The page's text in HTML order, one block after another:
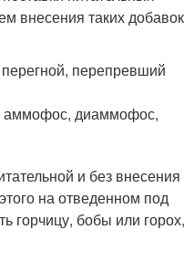
внесения таких добавок
перепревший
диаммофос,
и без внесения
на отведенном под
горчицу, бобы или горох,